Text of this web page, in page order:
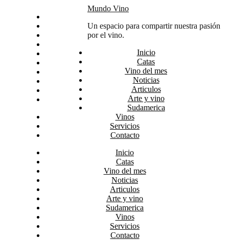
Arte y vino
Sudamerica
Mundo Vino
Un espacio para compartir nuestra pasión
por el vino.
Inicio
Catas
Vino del mes
Noticias
Articulos
Arte y vino
Sudamerica
Vinos
Servicios
Contacto
Inicio
Catas
Vino del mes
Noticias
Articulos
Arte y vino
Sudamerica
Vinos
Servicios
Contacto